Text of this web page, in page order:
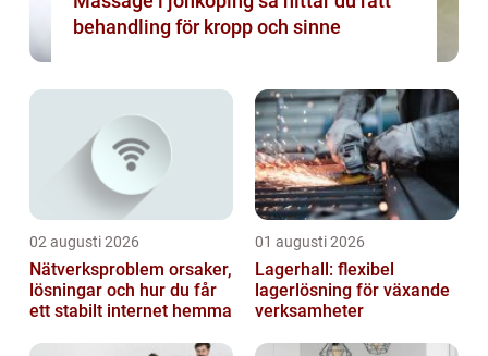
behandling för kropp och sinne
02 augusti 2026
Nätverksproblem orsaker,
lösningar och hur du får
ett stabilt internet hemma
01 augusti 2026
Lagerhall: flexibel
lagerlösning för växande
verksamheter